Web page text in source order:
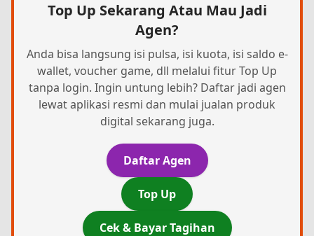
Top Up Sekarang Atau Mau Jadi
Agen?
Anda bisa langsung isi pulsa, isi kuota, isi saldo e-
wallet, voucher game, dll melalui fitur Top Up
tanpa login. Ingin untung lebih? Daftar jadi agen
lewat aplikasi resmi dan mulai jualan produk
digital sekarang juga.
Daftar Agen
Top Up
Cek & Bayar Tagihan